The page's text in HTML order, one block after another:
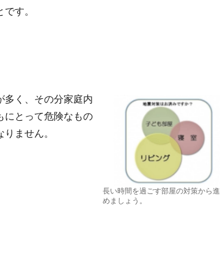
す。
長い時間を過ごす部屋の対策から進
めましょう。
多く、その分家庭内
にとって危険なもの
ません。